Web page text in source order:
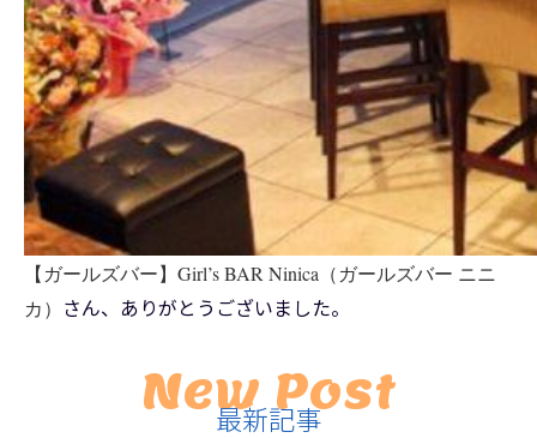
【ガールズバー】Girl’s BAR Ninica（ガールズバー ニニ
カ） さん、ありがとうございました。
New Post
最新記事